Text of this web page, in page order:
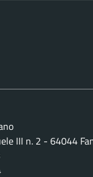
III n. 2 - 64044